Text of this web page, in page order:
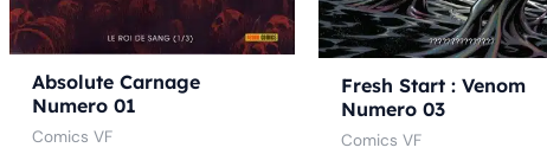
Absolute Carnage
Numero 01
Comics VF
Fresh Start : Venom
Numero 03
Comics VF